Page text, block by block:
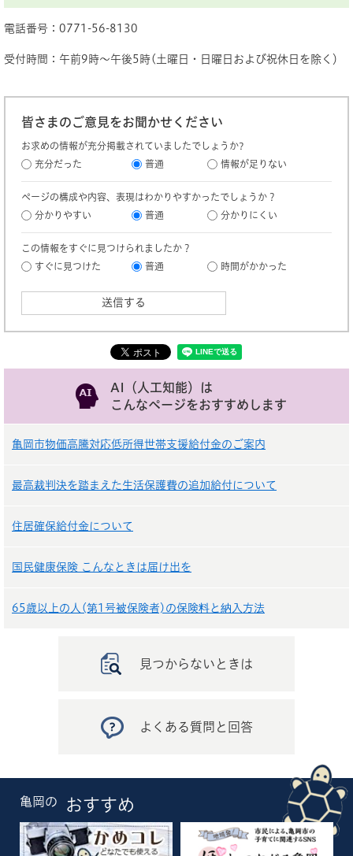
電話番号：0771-56-8130
受付時間：午前9時～午後5時(土曜日・日曜日および祝休日を除く）
皆さまのご意見をお聞かせください
お求めの情報が充分掲載されていましたでしょうか?
充分だった
普通 情報が足りない
ページの構成や内容、表現はわかりやすかったでしょうか？
分かりやすい
普通 分かりにくい
この情報をすぐに見つけられましたか？
すぐに見つけた
普通 時間がかかった
AI（人工知能）は
こんなページをおすすめします
亀岡市物価高騰対応低所得世帯支援給付金のご案内
最高裁判決を踏まえた生活保護費の追加給付について
住居確保給付金について
国民健康保険 こんなときは届け出を
65歳以上の人(第1号被保険者)の保険料と納入方法
見つからないときは
よくある質問と回答
亀岡の おすすめ